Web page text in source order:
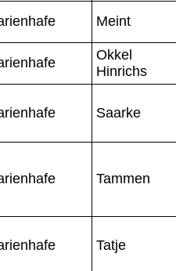
Meint
Okkel
Hinrichs
Saarke
Tammen
Tatje